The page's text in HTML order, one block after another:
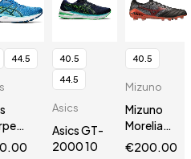
44.5
40.5
44.5
Asics
Asics GT-
2000 10
40.5
Mizuno
Mizuno
Morelia
Neo III Β
€200.00